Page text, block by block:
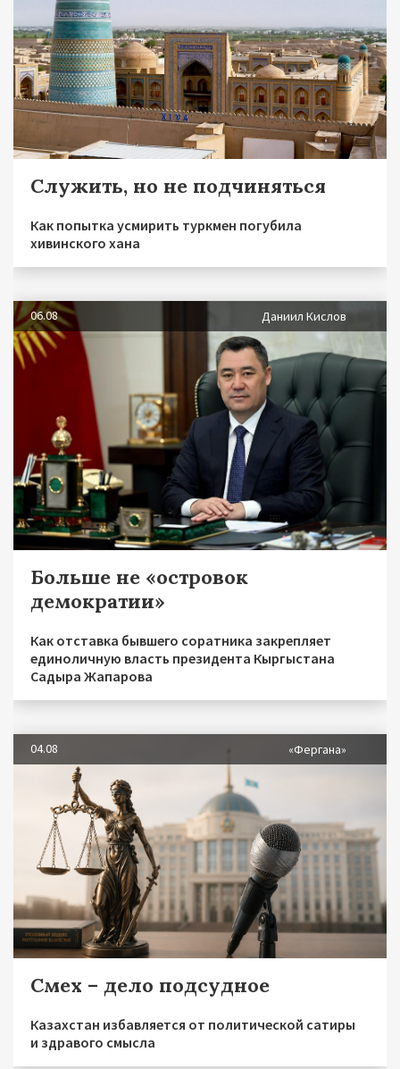
Служить, но не подчиняться
Как попытка усмирить туркмен погубила
хивинского хана
06.08 Даниил Кислов
Больше не «островок
демократии»
Как отставка бывшего соратника закрепляет
единоличную власть президента Кыргыстана
Садыра Жапарова
04.08 «Фергана»
Смех – дело подсудное
Казахстан избавляется от политической сатиры
и здравого смысла